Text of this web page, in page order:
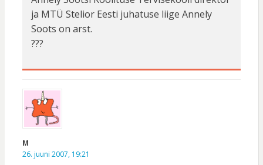
ja MTÜ Stelior Eesti juhatuse liige Annely
Soots on arst.
???
M
26. juuni 2007, 19:21